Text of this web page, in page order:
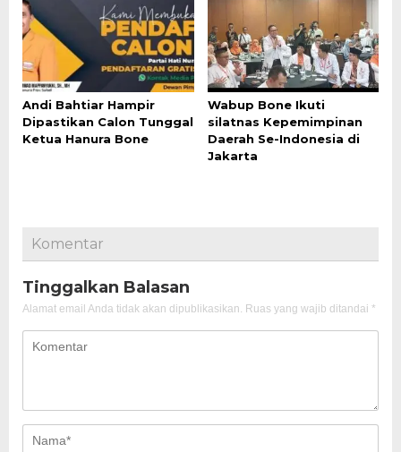
Andi Bahtiar Hampir
Dipastikan Calon Tunggal
Ketua Hanura Bone
Wabup Bone Ikuti
silatnas Kepemimpinan
Daerah Se-Indonesia di
Jakarta
Komentar
Tinggalkan Balasan
Alamat email Anda tidak akan dipublikasikan. Ruas yang wajib ditandai *